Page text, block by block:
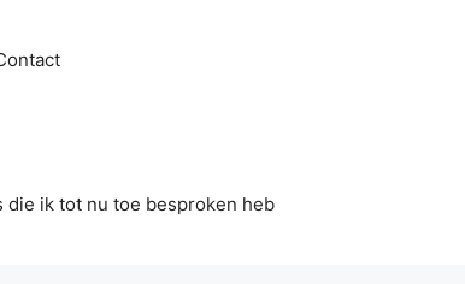
die ik tot nu toe besproken heb